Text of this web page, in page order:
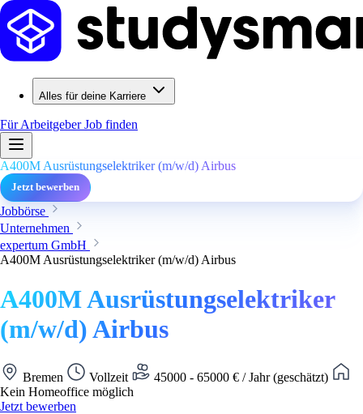
Alles für deine Karriere
Für ArbeitgeberJob finden
A400M Ausrüstungselektriker (m/w/d) Airbus
Jetzt bewerben
Jobbörse
Unternehmen
expertum GmbH
A400M Ausrüstungselektriker (m/w/d) Airbus
A400M Ausrüstungselektriker
(m/w/d) Airbus
Bremen Vollzeit
45000 - 65000 € / Jahr (geschätzt)
Kein Homeoffice möglich
Jetzt bewerben